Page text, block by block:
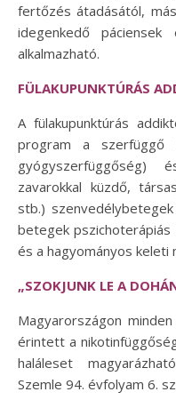
fertőzés átadásától,
idegenkedő
alkalmazható.
FÜLAKUPUNKTÚRÁS
A fülakupunktúrás
program a szerfüggő
zavarokkal küzdő,
stb.)
betegek
és a hagyományos keleti
„SZOKJUNK LE A
Magyarországon
érintett a
haláleset
Szemle 94. évfolyam 6.